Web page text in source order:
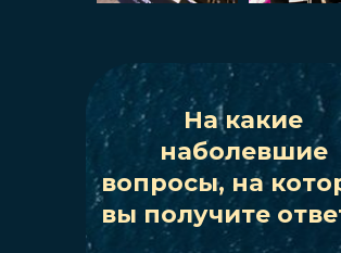
На какие
наболевшие
вопросы, на
вы получите